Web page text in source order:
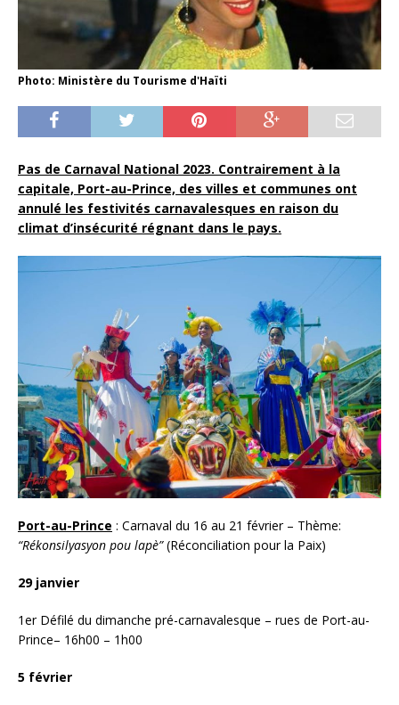
Photo: Ministère du Tourisme d'Haïti
Pas de Carnaval National 2023. Contrairement à la
capitale, Port-au-Prince, des villes et communes ont
annulé les festivités carnavalesques en raison du
climat d’insécurité régnant dans le pays.
Port-au-Prince : Carnaval du 16 au 21 février – Thème:
“Rékonsilyasyon pou lapè”(Réconciliation pour la Paix)
29 janvier
1er Défilé du dimanche pré-carnavalesque – rues de Port-au-
Prince– 16h00 – 1h00
5 février